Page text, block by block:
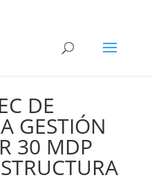
DE
GESTIÓN
30 MDP